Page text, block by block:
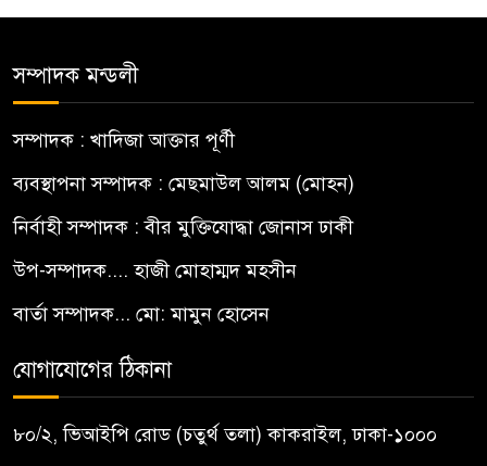
সম্পাদক মন্ডলী
সম্পাদক : খাদিজা আক্তার পূর্ণী
ব্যবস্থাপনা সম্পাদক : মেছমাউল আলম (মোহন)
নির্বাহী সম্পাদক : বীর মুক্তিযোদ্ধা জোনাস ঢাকী
উপ-সম্পাদক.... হাজী মোহাম্মদ মহসীন
বার্তা সম্পাদক... মো: মামুন হোসেন
যোগাযোগের ঠিকানা
৮০/২, ভিআইপি রোড (চতুর্থ তলা) কাকরাইল, ঢাকা-১০০০